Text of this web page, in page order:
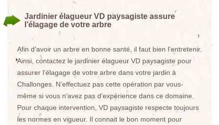
Jardinier élagueur VD paysagiste assure
l’élagage de votre arbre
Afin d’avoir un arbre en bonne santé, il faut bien l’entretenir.
Ainsi, contactez le jardinier élagueur VD paysagiste pour
assurer l’élagage de votre arbre dans votre jardin à
Challonges. N’effectuez pas cette opération par vous-
même si vous n’avez pas d’expérience dans ce domaine.
Pour chaque intervention, VD paysagiste respecte toujours
les normes en vigueur. Il connait le bon moment pour